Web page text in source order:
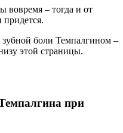
вовремя – тогда и от
придется.
зубной боли Темпалгином –
этой страницы.
при